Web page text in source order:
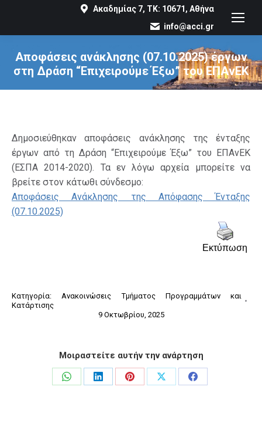
Ακαδημίας 7, ΤΚ: 10671, Αθήνα
info@acci.gr
Αποφάσεις ανάκλησης (07.10.2025) έργων
στη Δράση “Επιχειρούμε Έξω” του ΕΠΑνΕΚ
You are here:
Δημοσιεύθηκαν αποφάσεις ανάκλησης της ένταξης
έργων από τη Δράση “Επιχειρούμε Έξω” του ΕΠΑνΕΚ
(ΕΣΠΑ 2014-2020). Τα εν λόγω αρχεία μπορείτε να
βρείτε στον κάτωθι σύνδεσμο:
Αποφάσεις Ανάκλησης της Απόφασης Ένταξης
(07.10.2025)
Εκτύπωση
Κατηγορία:Ανακοινώσεις Τμήματος Προγραμμάτων και
Κατάρτισης
9 Οκτωβρίου, 2025
Μοιραστείτε αυτήν την ανάρτηση
Share
Share
Share
Share
Share